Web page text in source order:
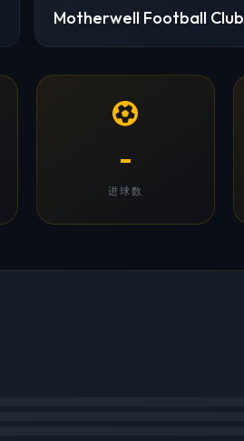
Motherwell Football Club
-
进球数